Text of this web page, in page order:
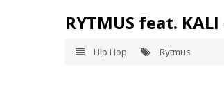
RYTMUS feat. KALI
Hip Hop Rytmus